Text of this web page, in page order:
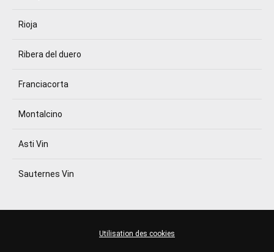
Rioja
Ribera del duero
Franciacorta
Montalcino
Asti Vin
Sauternes Vin
Utilisation des cookies